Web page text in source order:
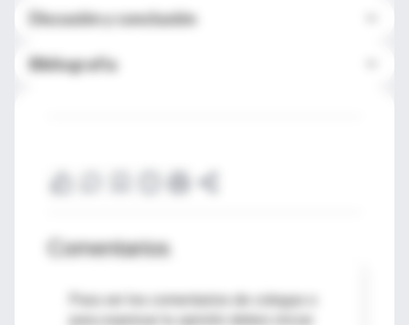
Discusión y conclusión
Bibliografía
Comentarios
Para ver los comentarios de colegas o